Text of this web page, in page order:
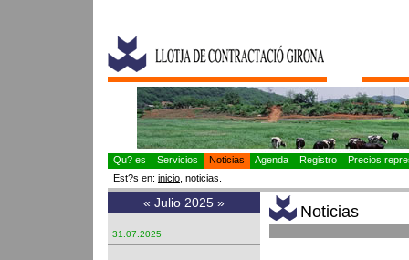
Qu? es Servicios Noticias Agenda Registro
Precios
Est?s en: inicio , noticias.
« Julio 2025 »
31.07.2025
Noticias